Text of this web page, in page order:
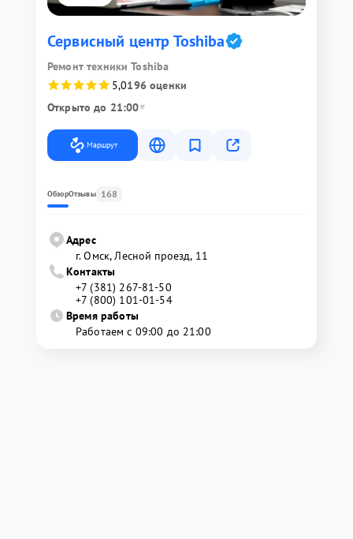
Сервисный центр Toshiba
Ремонт техники Toshiba
5,0196 оценки
Открыто до 21:00
Маршрут
ОбзорОтзывы 168
Адрес
г. Омск, ​Лесной проезд, 11
Контакты
+7 (381) 267-81-50
+7 (800) 101-01-54
Время работы
Работаем с 09:00 до 21:00